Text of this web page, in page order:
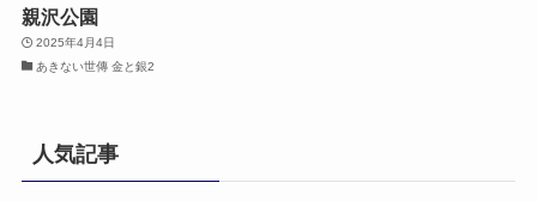
親沢公園
2025年4月4日
あきない世傳 金と銀2
人気記事